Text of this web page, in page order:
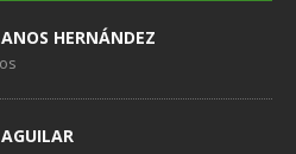
HERNÁNDEZ